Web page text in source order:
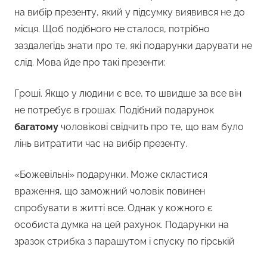
на вибір презенту, який у підсумку виявився не до
місця. Щоб подібного не сталося, потрібно
заздалегідь знати про те, які подарунки дарувати не
слід. Мова йде про такі презенти:
Гроші. Якщо у людини є все, то швидше за все він
не потребує в грошах. Подібний подарунок
багатому чоловікові свідчить про те, що вам було
лінь витратити час на вибір презенту.
«Божевільні» подарунки. Може скластися
враження, що заможний чоловік повинен
спробувати в житті все. Однак у кожного є
особиста думка на цей рахунок. Подарунки на
зразок стрибка з парашутом і спуску по гірській